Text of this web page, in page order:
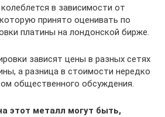
в зависимости от
принято оценивать по
платины на лондонской бирже.
зависят цены в разных сетях
а разница в стоимости нередко
общественного обсуждения.
этот металл могут быть,